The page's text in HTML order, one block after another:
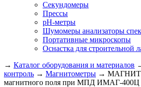
Секундомеры
Прессы
pH-метры
Шумомеры анализаторы
Портативные микроскопы
Оснастка для строительной
→ Каталог оборудования и материалов
контроль → Магнитометры →
магнитного поля при МПД ИМАГ-400Ц